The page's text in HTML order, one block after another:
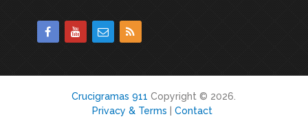
Crucigramas 911 Copyright © 2026.
Privacy & Terms |Contact